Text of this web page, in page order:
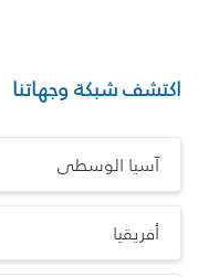
اكتشف شبكة وجهاتنا
آسيا الوسطى
أفريقيا